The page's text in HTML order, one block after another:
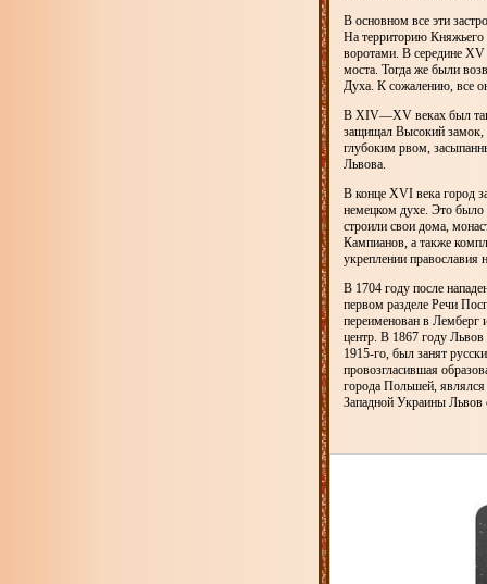
В основном все эти
На территорию Княжьего
воротами. В середине
моста. Тогда же были
Духа. К сожалению, все
В XIV—XV веках был
защищал Высокий замок,
глубоким рвом,
Львова.
В конце XVI века город
немецком духе. Это было
строили свои дома,
Кампианов, а также
укреплении православия
В 1704 году после
первом разделе Речи
переименован в Лемберг
центр. В 1867 году
1915-го, был занят
провозгласившая
города Польшей,
Западной Украины Львов